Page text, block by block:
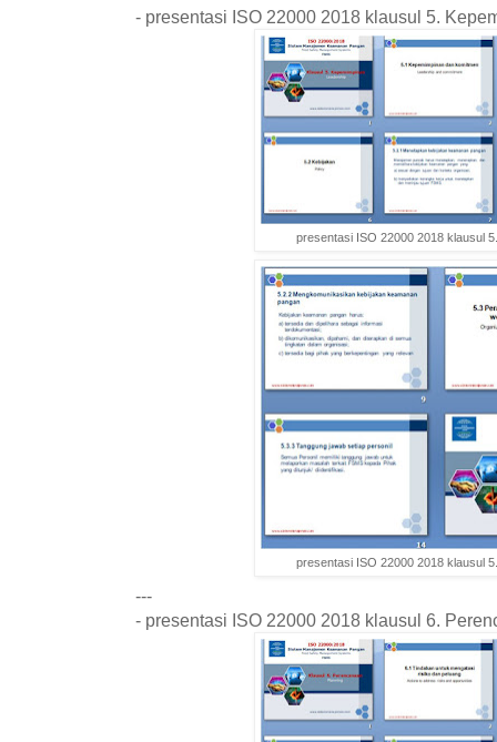
- presentasi ISO 22000 2018 klausul 5.
presentasi ISO 22000 2018 klausul
presentasi ISO 22000 2018 klausul
---
- presentasi ISO 22000 2018 klausul 6.